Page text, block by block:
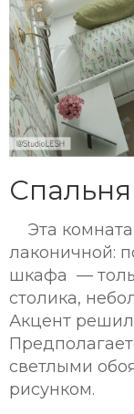
Спальня
Эта
лаконичной:
шкафа —
столика,
Акцент
светлыми
рисунком.